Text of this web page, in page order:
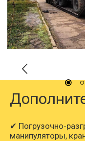
✔ Погрузочно-
манипуляторы,